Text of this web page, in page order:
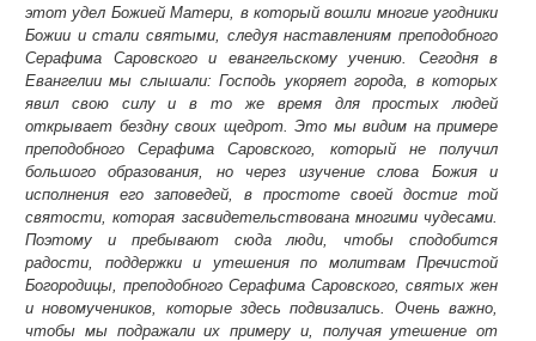
этот удел Божией Матери, в который вошли многие угодники
Божии и стали святыми, следуя наставлениям преподобного
Серафима Саровского и евангельскому учению. Сегодня в
Евангелии мы слышали: Господь укоряет города, в которых
явил свою силу и в то же время для простых людей
открывает бездну своих щедрот. Это мы видим на примере
преподобного Серафима Саровского, который не получил
большого образования, но через изучение слова Божия и
исполнения его заповедей, в простоте своей достиг той
святости, которая засвидетельствована многими чудесами.
Поэтому и пребывают сюда люди, чтобы сподобится
радости, поддержки и утешения по молитвам Пречистой
Богородицы, преподобного Серафима Саровского, святых жен
и новомучеников, которые здесь подвизались. Очень важно,
чтобы мы подражали их примеру и, получая утешение от